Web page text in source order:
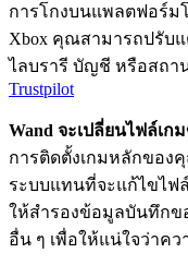
การโกงบนแพลตฟอร์มโ
Xbox คุณสามารถปรับ
ไลบรารี บัญชี หรือสถา
Trustpilot
Wand จะเปลี่ยนไฟล์เ
การติดตั้งเกมหลักของ
ระบบแทนที่จะแก้ไขไฟ
ให้สำรองข้อมูลบันทึกข
อื่น ๆ เพื่อให้แน่ใจว่าค